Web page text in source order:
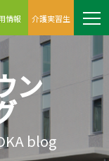
情報 介護実習生
ン
blog